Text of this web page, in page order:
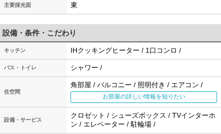
主要採光面 東
設備・条件・こだわり
キッチン IHクッキングヒーター / 1口コンロ /
バス・トイレ シャワー /
住空間
角部屋 / バルコニー / 照明付き / エアコン /
お部屋の詳しい情報を知りたい
設備・サービス
クロゼット / シューズボックス / TVインターホ
ン / エレベーター / 駐輪場 /